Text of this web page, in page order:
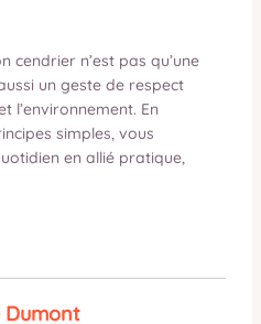
cendrier n’est pas qu’une
un geste de respect
l’environnement. En
simples, vous
en allié pratique,
Dumont